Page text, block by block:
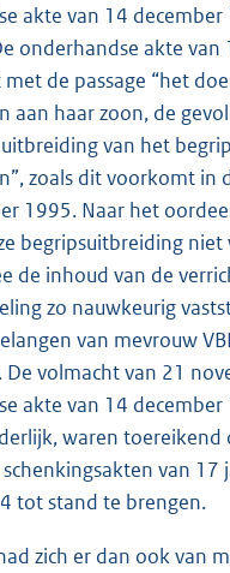
akte van 14
onderhandse akte van
de passage “het
aan haar zoon, de
van het
zoals dit voorkomt in
1995. Naar het
begripsuitbreiding niet
de inhoud van de
zo nauwkeurig
van mevrouw
De volmacht van 21
akte van 14
waren toereikend
van 17
tot stand te brengen.
zich er dan ook van